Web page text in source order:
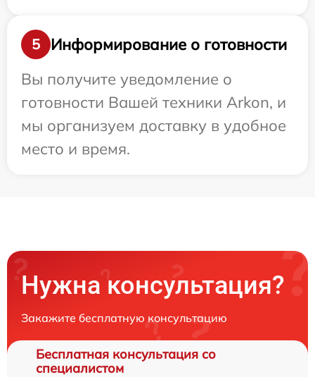
5
Информирование о готовности
Вы получите уведомление о
готовности Вашей техники Arkon, и
мы организуем доставку в удобное
место и время.
Нужна консультация?
Закажите бесплатную консультацию
Бесплатная консультация со
специалистом